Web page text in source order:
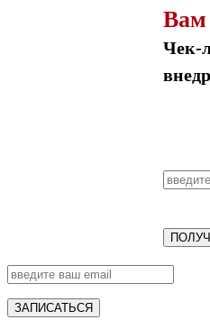
Вам
Чек-
ЗАПИСАТЬСЯ